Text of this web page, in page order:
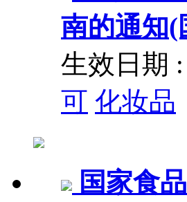
南的通知(
生效日期
可 化妆品
国家食